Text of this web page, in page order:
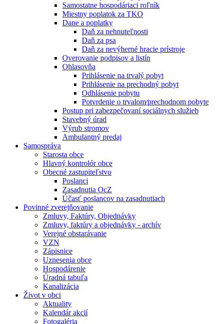
Samostatne hospodáriaci roľník
Miestny poplatok za TKO
Dane a poplatky
Daň za nehnuteľnosti
Daň za psa
Daň za nevýherné hracie prístroje
Overovanie podpisov a listín
Ohlasovňa
Prihlásenie na trvalý pobyt
Prihlásenie na prechodný pobyt
Odhlásenie pobytu
Potvrdenie o trvalom⁄prechodnom pobyte
Postup pri zabezpečovaní sociálnych služieb
Stavebný úrad
Výrub stromov
Ambulantný predaj
Samospráva
Starosta obce
Hlavný kontrolór obce
Obecné zastupiteľstvo
Poslanci
Zasadnutia OcZ
Účasť poslancov na zasadnutiach
Povinné zverejňovanie
Zmluvy, Faktúry, Objednávky
Zmluvy, faktúry a objednávky - archív
Verejné obstarávanie
VZN
Zápisnice
Uznesenia obce
Hospodárenie
Úradná tabuľa
Kanalizácia
Život v obci
Aktuality
Kalendár akcií
Fotogaléria